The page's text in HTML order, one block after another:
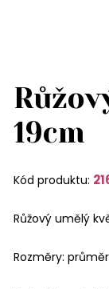
19cm
Kód produktu:
Růžový umělý
Rozměry: